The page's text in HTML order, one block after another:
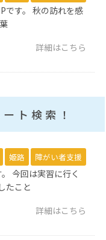
です。 秋の訪れを感
詳細はこちら
ト検索！
姫路 障がい者支援
今回は実習に行く
たこと
詳細はこちら